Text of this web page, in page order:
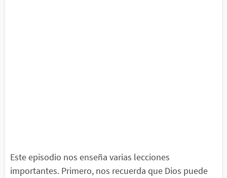
Este episodio nos enseña varias lecciones
importantes. Primero, nos recuerda que Dios puede